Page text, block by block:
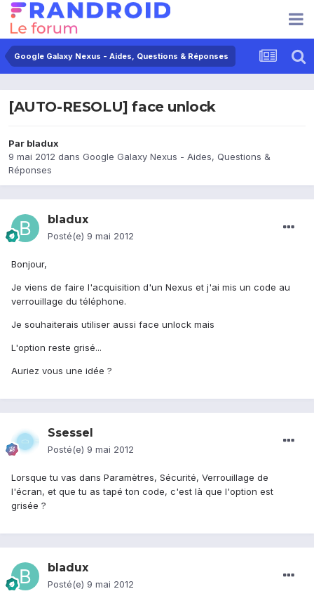
Google Galaxy Nexus - Aides, Questions & Réponses
[AUTO-RESOLU] face unlock
Par bladux
9 mai 2012 dans Google Galaxy Nexus - Aides, Questions &
Réponses
bladux
Posté(e) 9 mai 2012
Bonjour,
Je viens de faire l'acquisition d'un Nexus et j'ai mis un code au
verrouillage du téléphone.
Je souhaiterais utiliser aussi face unlock mais
L'option reste grisé...
Auriez vous une idée ?
Ssessel
Posté(e) 9 mai 2012
Lorsque tu vas dans Paramètres, Sécurité, Verrouillage de
l'écran, et que tu as tapé ton code, c'est là que l'option est
grisée ?
bladux
Posté(e) 9 mai 2012